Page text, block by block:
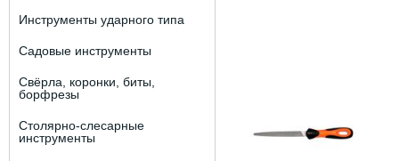
Инструменты ударного типа
Садовые инструменты
Свёрла, коронки, биты,
борфрезы
Столярно-слесарные
инструменты